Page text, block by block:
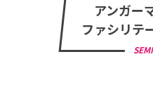
アンガー
ファシリテ